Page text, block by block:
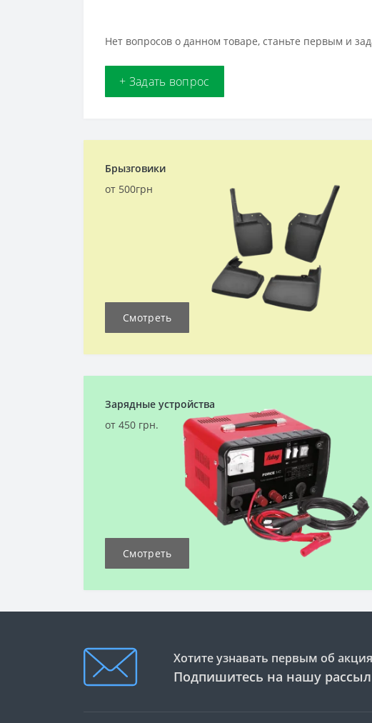
Нет вопросов о данном товаре, станьте первым и
+ Задать вопрос
Брызговики
от 500грн
Смотреть
Зарядные устройства
от 450 грн.
Смотреть
Хотите узнавать первым об
Подпишитесь на нашу